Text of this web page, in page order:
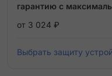
гарантию с
от 3 024 ₽
Выбрать защиту